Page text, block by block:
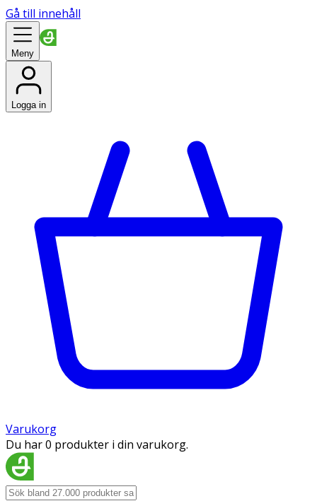
Gå till innehåll
Meny
Logga in
Varukorg
Du har 0 produkter i din varukorg.